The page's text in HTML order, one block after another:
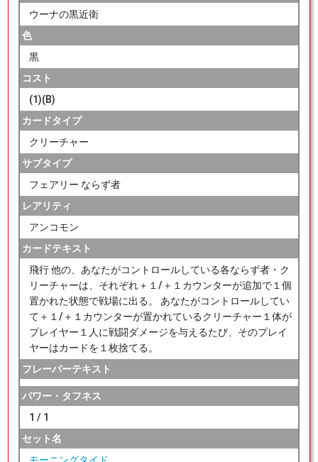
ウーナの黒近衛
色
黒
コスト
(1)(B)
カードタイプ
クリーチャー
サブタイプ
フェアリー ならず者
レアリティ
アンコモン
カードテキスト
飛行 他の、あなたがコントロールしている各ならず者・ク
リーチャーは、それぞれ＋１/＋１カウンターが追加で１個
置かれた状態で戦場に出る。 あなたがコントロールしてい
て＋１/＋１カウンターが置かれているクリーチャー１体が
プレイヤー１人に戦闘ダメージを与えるたび、そのプレイ
ヤーはカードを１枚捨てる。
フレーバーテキスト
パワー・タフネス
1 / 1
セット名